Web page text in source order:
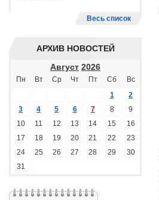
Весь список
АРХИВ НОВОСТЕЙ
Август 2026
Пн Вт Ср Чт Пт Сб
Вс
1
2
3
4 5 6 7 8
9
10
11 12 13 14 15
16
17
18 19 20 21 22
23
24
25 26 27 28 29
30
31